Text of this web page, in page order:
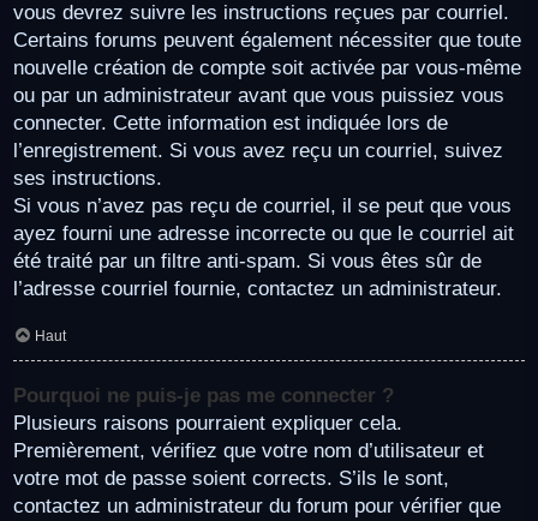
vous devrez suivre les instructions reçues par courriel.
Certains forums peuvent également nécessiter que toute
nouvelle création de compte soit activée par vous-même
ou par un administrateur avant que vous puissiez vous
connecter. Cette information est indiquée lors de
l’enregistrement. Si vous avez reçu un courriel, suivez
ses instructions.
Si vous n’avez pas reçu de courriel, il se peut que vous
ayez fourni une adresse incorrecte ou que le courriel ait
été traité par un filtre anti-spam. Si vous êtes sûr de
l’adresse courriel fournie, contactez un administrateur.
Haut
Pourquoi ne puis-je pas me connecter ?
Plusieurs raisons pourraient expliquer cela.
Premièrement, vérifiez que votre nom d’utilisateur et
votre mot de passe soient corrects. S’ils le sont,
contactez un administrateur du forum pour vérifier que